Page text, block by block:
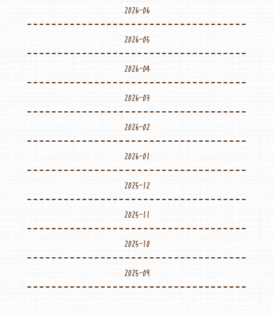
2026-06
2026-05
2026-04
2026-03
2026-02
2026-01
2025-12
2025-11
2025-10
2025-09